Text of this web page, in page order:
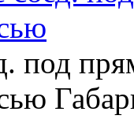
под